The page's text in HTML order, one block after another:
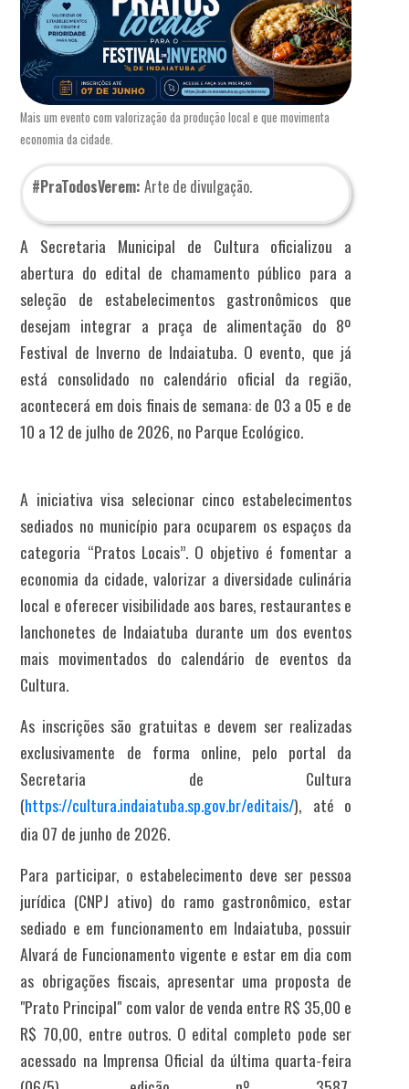
Mais um evento com valorização da produção local e que movimenta
economia da cidade.
#PraTodosVerem:Arte de divulgação.
A Secretaria Municipal de Cultura oficializou a
abertura do edital de chamamento público para a
seleção de estabelecimentos gastronômicos que
desejam integrar a praça de alimentação do 8º
Festival de Inverno de Indaiatuba. O evento, que já
está consolidado no calendário oficial da região,
acontecerá em dois finais de semana: de 03 a 05 e de
10 a 12 de julho de 2026, no Parque Ecológico.
A iniciativa visa selecionar cinco estabelecimentos
sediados no município para ocuparem os espaços da
categoria “Pratos Locais”. O objetivo é fomentar a
economia da cidade, valorizar a diversidade culinária
local e oferecer visibilidade aos bares, restaurantes e
lanchonetes de Indaiatuba durante um dos eventos
mais movimentados do calendário de eventos da
Cultura.
As inscrições são gratuitas e devem ser realizadas
exclusivamente de forma online, pelo portal da
Secretaria de Cultura
(https://cultura.indaiatuba.sp.gov.br/editais/), até o
dia 07 de junho de 2026.
Para participar, o estabelecimento deve ser pessoa
jurídica (CNPJ ativo) do ramo gastronômico, estar
sediado e em funcionamento em Indaiatuba, possuir
Alvará de Funcionamento vigente e estar em dia com
as obrigações fiscais, apresentar uma proposta de
"Prato Principal" com valor de venda entre R$ 35,00 e
R$ 70,00, entre outros. O edital completo pode ser
acessado na Imprensa Oficial da última quarta-feira